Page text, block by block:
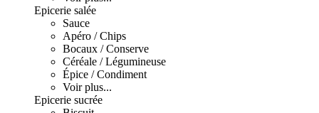
Epicerie salée
Sauce
Apéro / Chips
Bocaux / Conserve
Céréale / Légumineuse
Épice / Condiment
Voir plus...
Epicerie sucrée